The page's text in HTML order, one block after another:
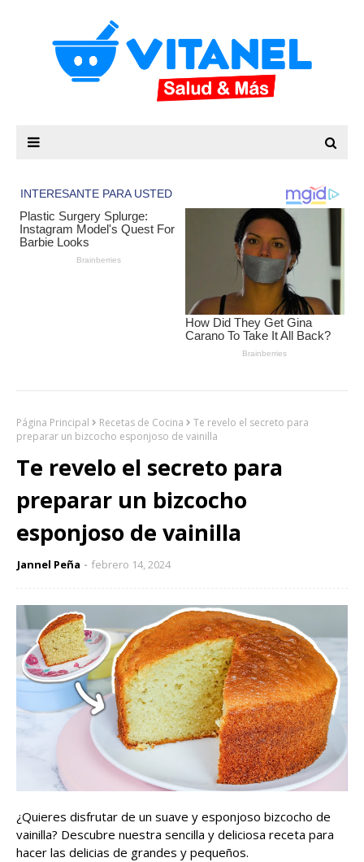
Página Principal Recetas de Cocina
Te revelo el secreto para
preparar un bizcocho esponjoso de vainilla
Te revelo el secreto para
preparar un bizcocho
esponjoso de vainilla
Jannel Peña febrero 14, 2024
¿Quieres disfrutar de un suave y esponjoso bizcocho de
vainilla? Descubre nuestra sencilla y deliciosa receta para
hacer las delicias de grandes y pequeños.